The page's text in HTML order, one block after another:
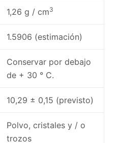
1,26 g / cm3
1.5906 (estimación)
Conservar por debajo
de + 30 ° C.
10,29 ± 0,15 (previsto)
Polvo, cristales y / o
trozos